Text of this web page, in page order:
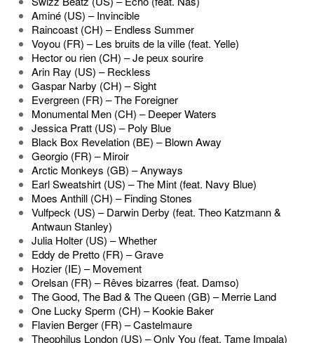
Aminé (US) – Invincible
Raincoast (CH) – Endless Summer
Voyou (FR) – Les bruits de la ville (feat. Yelle)
Hector ou rien (CH) – Je peux sourire
Arin Ray (US) – Reckless
Gaspar Narby (CH) – Sight
Evergreen (FR) – The Foreigner
Monumental Men (CH) – Deeper Waters
Jessica Pratt (US) – Poly Blue
Black Box Revelation (BE) – Blown Away
Georgio (FR) – Miroir
Arctic Monkeys (GB) – Anyways
Earl Sweatshirt (US) – The Mint (feat. Navy Blue)
Moes Anthill (CH) – Finding Stones
Vulfpeck (US) – Darwin Derby (feat. Theo Katzmann &
Antwaun Stanley)
Julia Holter (US) – Whether
Eddy de Pretto (FR) – Grave
Hozier (IE) – Movement
Orelsan (FR) – Rêves bizarres (feat. Damso)
The Good, The Bad & The Queen (GB) – Merrie Land
One Lucky Sperm (CH) – Kookie Baker
Flavien Berger (FR) – Castelmaure
Theophilus London (US) – Only You (feat. Tame Impala)